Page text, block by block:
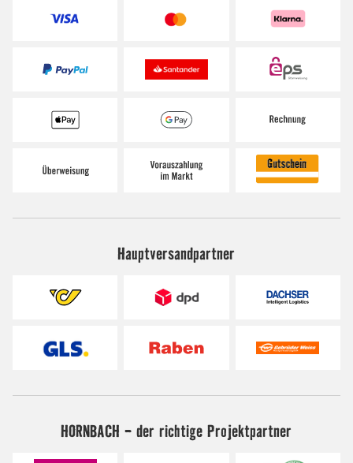
Hauptversandpartner
HORNBACH - der richtige Projektpartner